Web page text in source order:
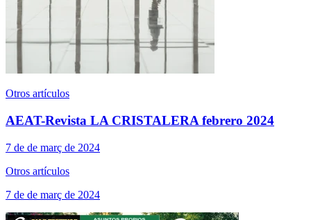
Otros artículos
AEAT-Revista LA CRISTALERA febrero 2024
7 de de març de 2024
Otros artículos
7 de de març de 2024